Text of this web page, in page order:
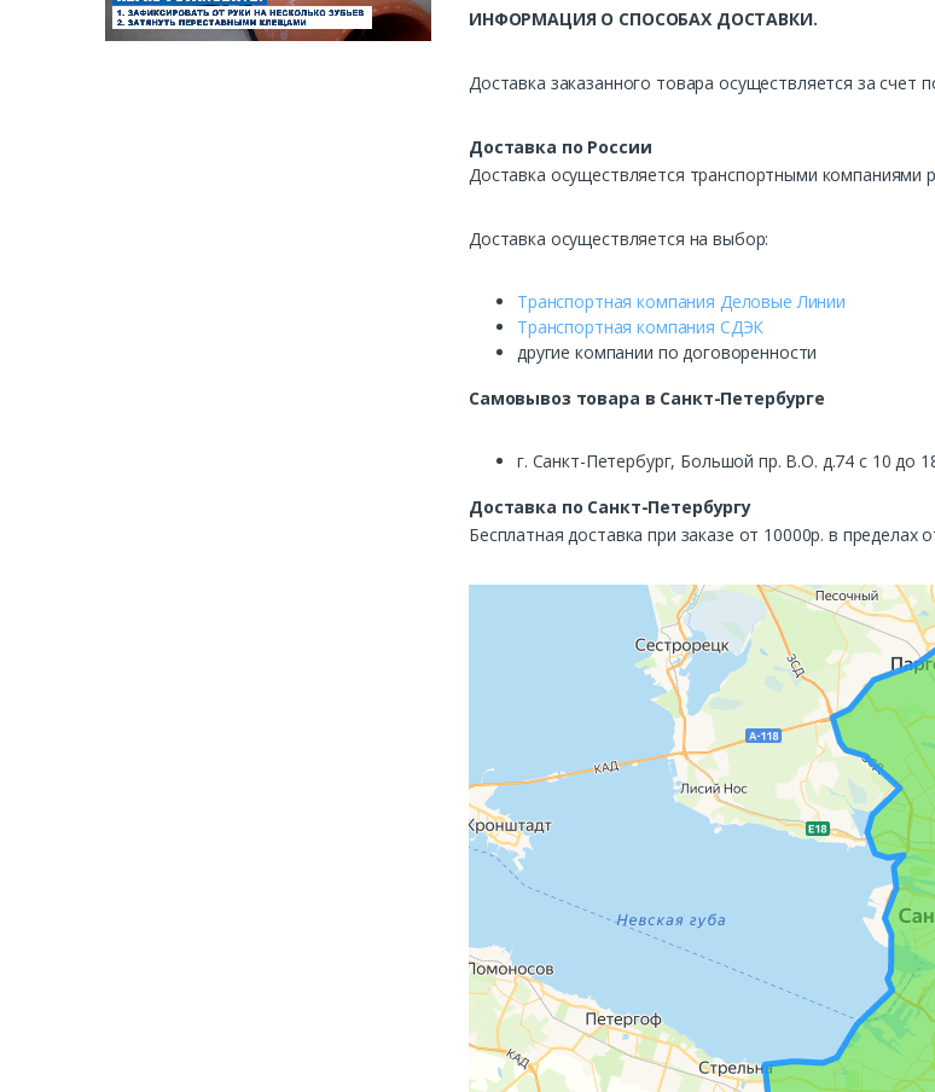
ИНФОРМАЦИЯ О СПОСОБАХ ДОСТАВКИ.
Доставка заказанного товара осуществляется за счет
Доставка по России
Доставка осуществляется транспортными компаниями
Доставка осуществляется на выбор:
Транспортная компания Деловые Линии
Транспортная компания СДЭК
другие компании по договоренности
Самовывоз товара в Санкт-Петербурге
г. Санкт-Петербург, Большой пр. В.О. д.74 с 10 до
Доставка по Санкт-Петербургу
Бесплатная доставка при заказе от 10000р. в пределах